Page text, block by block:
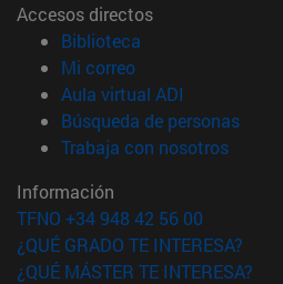
Accesos directos
Biblioteca
Mi correo(abre en nueva
Aula virtual ADI
Búsqueda de personas(abre
Trabaja con nosotros(abre
Información
TFNO +34 948 42 56 00
¿QUÉ GRADO TE INTERESA?
¿QUÉ MÁSTER TE INTERESA?